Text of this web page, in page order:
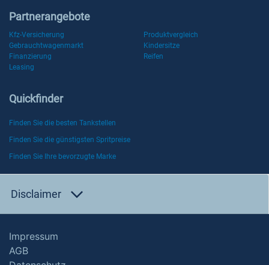
Partnerangebote
Kfz-Versicherung
Produktvergleich
Gebrauchtwagenmarkt
Kindersitze
Finanzierung
Reifen
Leasing
Quickfinder
Finden Sie die besten Tankstellen
Finden Sie die günstigsten Spritpreise
Finden Sie Ihre bevorzugte Marke
Disclaimer
Impressum
AGB